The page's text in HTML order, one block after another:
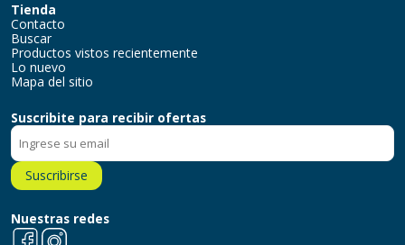
Tienda
Contacto
Buscar
Productos vistos recientemente
Lo nuevo
Mapa del sitio
Suscribite para recibir ofertas
Suscribirse
Nuestras redes